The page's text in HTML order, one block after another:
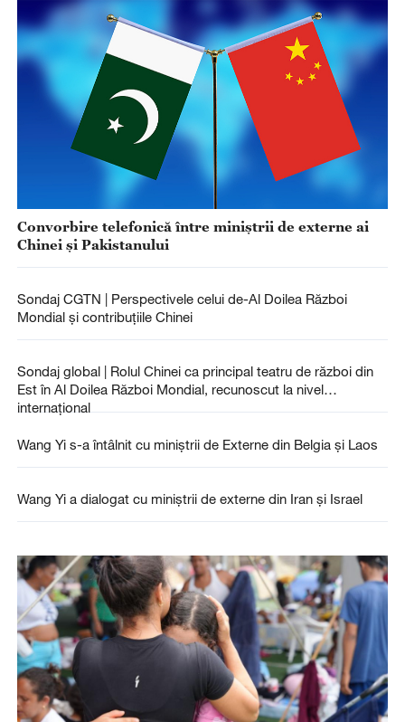
Convorbire telefonică între miniștrii de externe ai
Chinei și Pakistanului
Sondaj CGTN | Perspectivele celui de-Al Doilea Război
Mondial și contribuțiile Chinei
Sondaj global | Rolul Chinei ca principal teatru de război din
Est în Al Doilea Război Mondial, recunoscut la nivel
internațional
Wang Yi s-a întâlnit cu miniștrii de Externe din Belgia și Laos
Wang Yi a dialogat cu miniștrii de externe din Iran și Israel